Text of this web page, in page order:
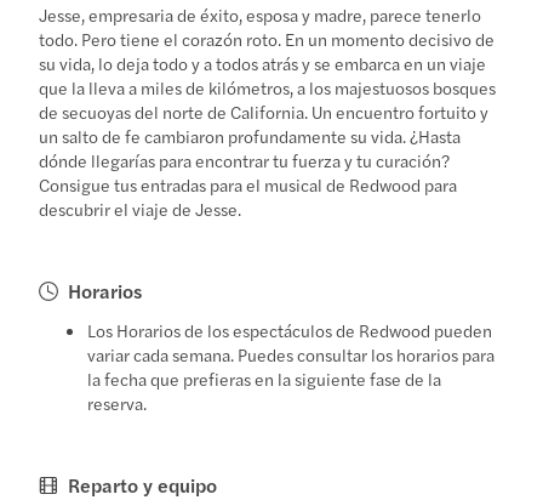
Jesse, empresaria de éxito, esposa y madre, parece tenerlo
todo. Pero tiene el corazón roto. En un momento decisivo de
su vida, lo deja todo y a todos atrás y se embarca en un viaje
que la lleva a miles de kilómetros, a los majestuosos bosques
de secuoyas del norte de California. Un encuentro fortuito y
un salto de fe cambiaron profundamente su vida. ¿Hasta
dónde llegarías para encontrar tu fuerza y tu curación?
Consigue tus entradas para el musical de Redwood para
descubrir el viaje de Jesse.
Horarios
Los Horarios de los espectáculos de Redwood pueden
variar cada semana. Puedes consultar los horarios para
la fecha que prefieras en la siguiente fase de la
reserva.
Reparto y equipo